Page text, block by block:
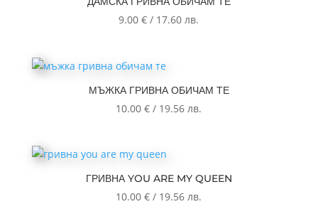
9.00€ / 17.60лв.
МЪЖКА ГРИВНА ОБИЧАМ ТЕ
10.00€ / 19.56 лв.
ГРИВНА YOU ARE MY QUEEN
10.00€ / 19.56лв.